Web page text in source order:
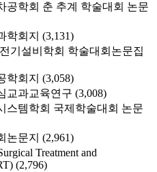
공학회 춘 추계 학술대회 논문
학회지 (3,131)
기설비학회 학술대회논문집
학회지 (3,058)
교과교육연구 (3,008)
스템학회 국제학술대회 논문
논문지 (2,961)
Treatment and
(2,796)